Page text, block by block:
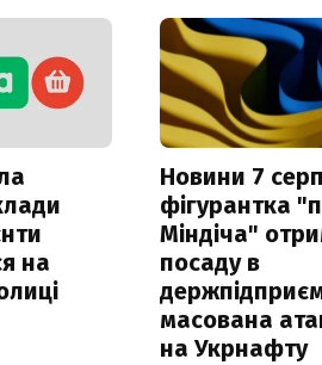
на
Новини 7
фігурантка
Міндіча"
посаду в
масована
на Укрнафту